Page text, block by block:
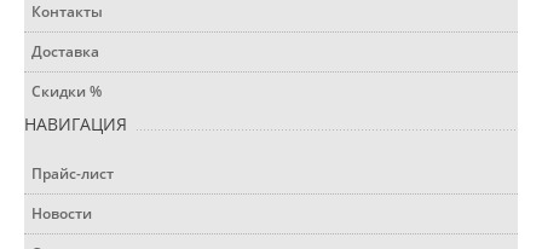
Контакты
Доставка
Скидки %
НАВИГАЦИЯ
Прайс-лист
Новости